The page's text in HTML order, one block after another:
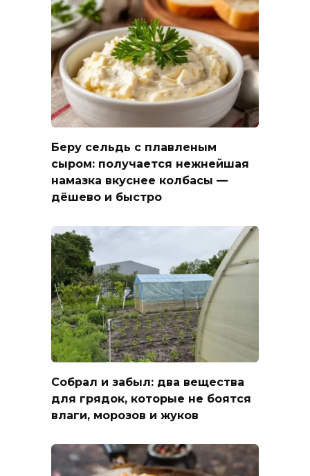
Беру сельдь с плавленым
сыром: получается нежнейшая
намазка вкуснее колбасы —
дёшево и быстро
Собрал и забыл: два вещества
для грядок, которые не боятся
влаги, морозов и жуков